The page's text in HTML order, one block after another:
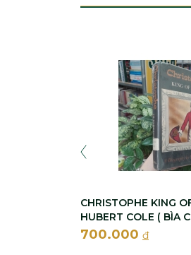
CHRISTOPHE KING
HUBERT COLE ( BÌA
700.000 đ